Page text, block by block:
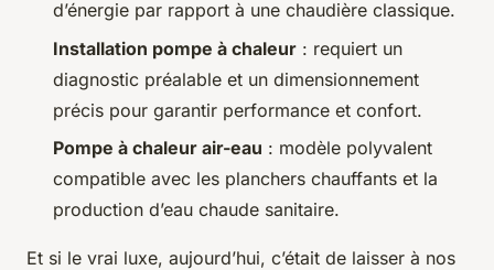
d’énergie par rapport à une chaudière classique.
Installation pompe à chaleur : requiert un
diagnostic préalable et un dimensionnement
précis pour garantir performance et confort.
Pompe à chaleur air-eau : modèle polyvalent
compatible avec les planchers chauffants et la
production d’eau chaude sanitaire.
Et si le vrai luxe, aujourd’hui, c’était de laisser à nos